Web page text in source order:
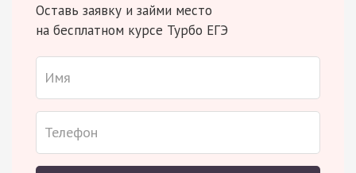
Оставь заявку и займи место
на бесплатном курсе Турбо ЕГЭ